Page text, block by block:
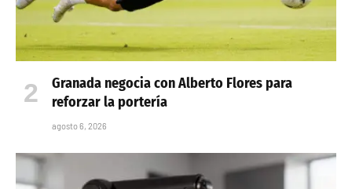
Granada negocia con Alberto Flores para
reforzar la portería
agosto 6, 2026